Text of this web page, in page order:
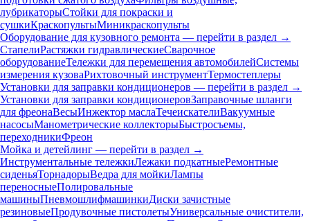
лубрикаторыСтойки для покраски и
сушкиКраскопультыМиникраскопульты
Оборудование для кузовного ремонта — перейти в раздел →
СтапелиРастяжки гидравлическиеСварочное
оборудованиеТележки для перемещения автомобилейСистемы
измерения кузоваРихтовочный инструментТермостеплеры
Установки для заправки кондиционеров — перейти в раздел →
Установки для заправки кондиционеровЗаправочные шланги
для фреонаВесыИнжектор маслаТечеискателиВакуумные
насосыМанометрические коллекторыБыстросъемы,
переходникиФреон
Мойка и детейлинг — перейти в раздел →
Инструментальные тележкиЛежаки подкатныеРемонтные
сиденьяТорнадорыВедра для мойкиЛампы
переносныеПолировальные
машиныПневмошлифмашинкиДиски зачистные
резиновыеПродувочные пистолетыУниверсальные очистители,